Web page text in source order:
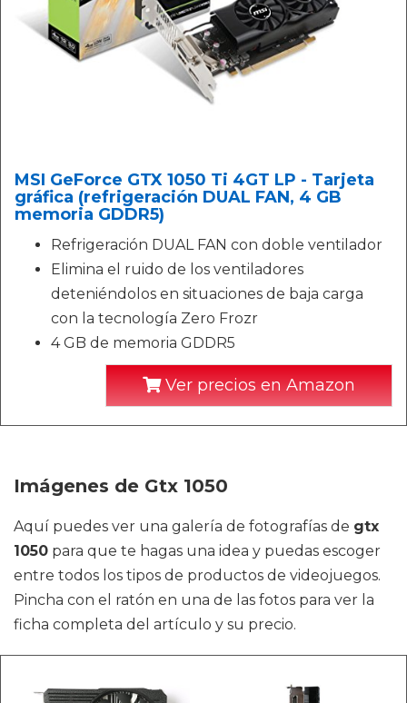
MSI GeForce GTX 1050 Ti 4GT LP - Tarjeta
gráfica (refrigeración DUAL FAN, 4 GB
memoria GDDR5)
Refrigeración DUAL FAN con doble ventilador
Elimina el ruido de los ventiladores
deteniéndolos en situaciones de baja carga
con la tecnología Zero Frozr
4 GB de memoria GDDR5
Ver precios en Amazon
Imágenes de Gtx 1050
Aquí puedes ver una galería de fotografías de gtx
1050 para que te hagas una idea y puedas escoger
entre todos los tipos de productos de videojuegos.
Pincha con el ratón en una de las fotos para ver la
ficha completa del artículo y su precio.